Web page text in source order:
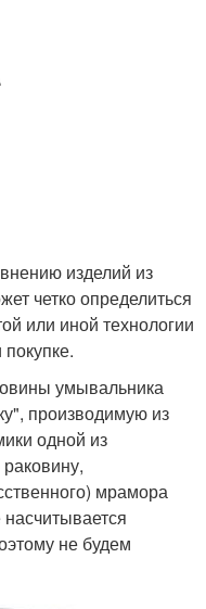
изделий из
четко определиться
или иной технологии
умывальника
производимую из
одной из
мрамора
не будем